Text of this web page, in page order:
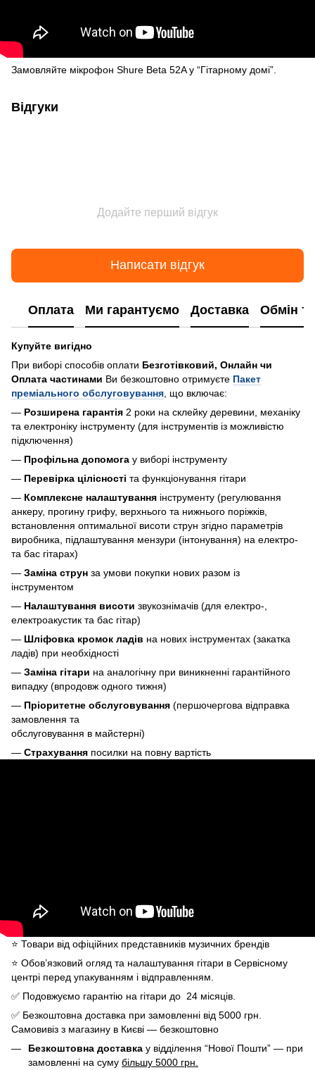
Замовляйте мікрофон Shure Beta 52A у “Гітарному домі”.
Відгуки
Додайте перший відгук
Написати відгук
Оплата Ми гарантуємо Доставка Обмін
Купуйте вигідно
При виборі способів оплати Безготівковий, Онлайн чи
Оплата частинами Ви безкоштовно отримуєте Пакет
преміального обслуговування , що включає:
— Розширена гарантія 2 роки на склейку деревини, механіку
та електроніку інструменту (для інструментів із можливістю
підключення)
— Профільна допомога у виборі інструменту
— Перевірка цілісності та функціонування гітари
— Комплексне налаштування інструменту (регулювання
анкеру, прогину грифу, верхнього та нижнього поріжків,
встановлення оптимальної висоти струн згідно параметрів
виробника, підлаштування мензури (інтонування) на електро-
та бас гітарах)
— Заміна струн за умови покупки нових разом із
інструментом
— Налаштування висоти звукознімачів (для електро-,
електроакустик та бас гітар)
— Шліфовка кромок ладів на нових інструментах (закатка
ладів) при необхідності
— Заміна гітари на аналогічну при виникненні гарантійного
випадку (впродовж одного тижня)
— Пріоритетне обслуговування (першочергова відправка
замовлення та
обслуговування в майстерні)
— Страхування посилки на повну вартість
⭐️ Товари від офіційних представників музичних брендів
⭐️ Обов’язковий огляд та налаштування гітари в Сервісному
центрі перед упакуванням і відправленням.
✅ Подовжуємо гарантію на гітари до 24 місяців.
✅ Безкоштовна доставка при замовленні від 5000 грн.
Самовивіз з магазину в Києві — безкоштовно
Безкоштовна доставка у відділення “Нової Пошти” — при
замовленні на суму більшу 5000 грн.